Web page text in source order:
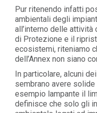
Pur ritenendo infatti
ambientali degli
all’interno delle
di Protezione e il
ecosistemi, riteniamo
dell’Annex non siano
In particolare, alcuni
sembrano avere
esempio lampante il
definisce che solo gli